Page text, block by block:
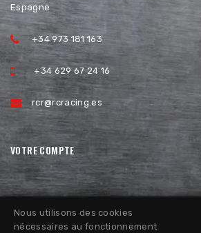
Espagne
+34 973 181 163
+34 629 67 24 16
rcr@rcracing.es
VOTRE COMPTE
Nous utilisons des cookies
nécessaires au fonctionnement